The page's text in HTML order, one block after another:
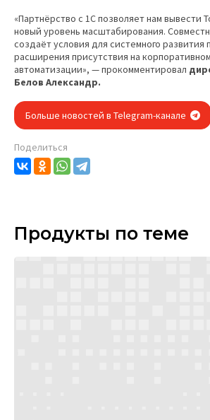
«Партнёрство с 1С позволяет нам вывести
новый уровень масштабирования.
создаёт условия для системного развития
расширения присутствия на
автоматизации», — прокомментировал
Белов Александр.
Больше новостей в Telegram-канале
Поделиться
Продукты по теме